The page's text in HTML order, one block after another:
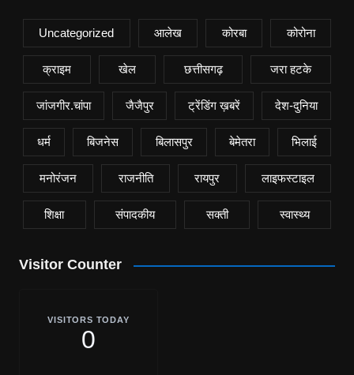
Uncategorized आलेख कोरबा कोरोना
क्राइम खेल छत्तीसगढ़ जरा हटके
जांजगीर.चांपा जैजैपुर ट्रेंडिंग ख़बरें देश-दुनिया
धर्म बिजनेस बिलासपुर बेमेतरा भिलाई
मनोरंजन राजनीति रायपुर लाइफस्टाइल
शिक्षा संपादकीय सक्ती स्वास्थ्य
Visitor Counter
VISITORS TODAY
0